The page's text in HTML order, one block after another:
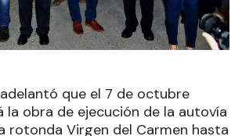
que el 7 de octubre
la obra de ejecución de la autovía
rotonda Virgen del Carmen hasta